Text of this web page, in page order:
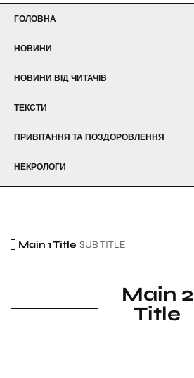
ГОЛОВНА
НОВИНИ
НОВИНИ ВІД ЧИТАЧІВ
ТЕКСТИ
ПРИВІТАННЯ ТА ПОЗДОРОВЛЕННЯ
НЕКРОЛОГИ
Main 1 Title SUB TITLE
Main 2
Title
SUB TITLE